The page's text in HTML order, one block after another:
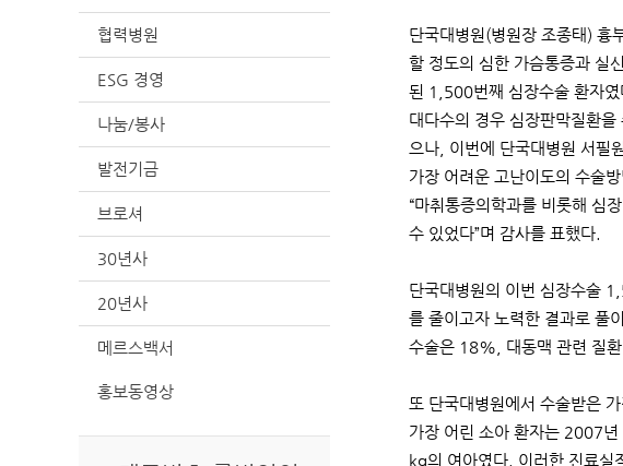
협력병원
ESG 경영
나눔/봉사
발전기금
브로셔
30년사
20년사
메르스백서
홍보동영상
단국대병원(병원장 조종태) 흉
할 정도의 심한 가슴통증과 실
된 1,500번째 심장수술 환자
대다수의 경우 심장판막질환
으나, 이번에 단국대병원 서필
가장 어려운 고난이도의 수술
“마취통증의학과를 비롯해 심
수 있었다”며 감사를 표했다.
단국대병원의 이번 심장수술
를 줄이고자 노력한 결과로 풀
수술은 18%, 대동맥 관련 질
또 단국대병원에서 수술받은
가장 어린 소아 환자는 2007
kg의 여아였다. 이러한 진료실